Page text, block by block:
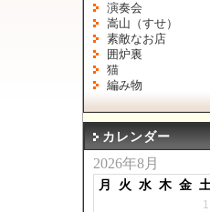
演奏会
嵩山（すせ）
素敵なお店
囲炉裏
猫
編み物
カレンダー
2026年8月
月 火 水 木 金
1